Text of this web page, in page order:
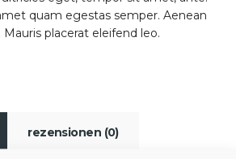
quam egestas semper. Aenean
placerat eleifend leo.
rezensionen (0)